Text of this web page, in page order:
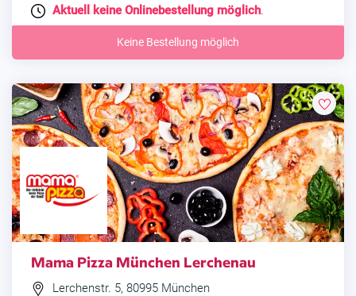
Aktuell keine Onlinebestellung möglich.
Keine Bestellung möglich
Mama Pizza München Lerchenau
Lerchenstr. 5, 80995 München